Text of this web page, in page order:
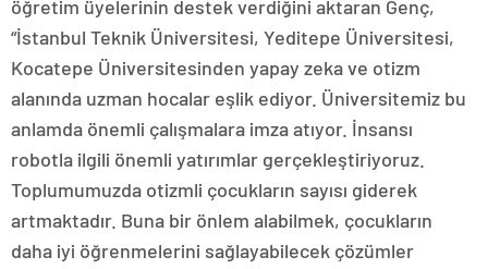
öğretim üyelerinin destek verdiğini aktaran Genç,
“İstanbul Teknik Üniversitesi, Yeditepe Üniversitesi,
Kocatepe Üniversitesinden yapay zeka ve otizm
alanında uzman hocalar eşlik ediyor. Üniversitemiz bu
anlamda önemli çalışmalara imza atıyor. İnsansı
robotla ilgili önemli yatırımlar gerçekleştiriyoruz.
Toplumumuzda otizmli çocukların sayısı giderek
artmaktadır. Buna bir önlem alabilmek, çocukların
daha iyi öğrenmelerini sağlayabilecek çözümler